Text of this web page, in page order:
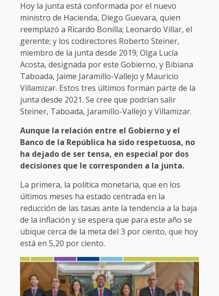
Hoy la junta está conformada por el nuevo
ministro de Hacienda, Diego Guevara, quien
reemplazó a Ricardo Bonilla; Leonardo Villar, el
gerente; y los codirectores Roberto Steiner,
miembro de la junta desde 2019; Olga Lucía
Acosta, designada por este Gobierno, y Bibiana
Taboada, Jaime Jaramillo-Vallejo y Mauricio
Villamizar. Estos tres últimos forman parte de la
junta desde 2021. Se cree que podrían salir
Steiner, Taboada, Jaramillo-Vallejo y Villamizar.
Aunque la relación entre el Gobierno y el
Banco de la República ha sido respetuosa, no
ha dejado de ser tensa, en especial por dos
decisiones que le corresponden a la junta.
La primera, la política monetaria, que en los
últimos meses ha estado centrada en la
reducción de las tasas ante la tendencia a la baja
de la inflación y se espera que para este año se
ubique cerca de la meta del 3 por ciento, que hoy
está en 5,20 por ciento.